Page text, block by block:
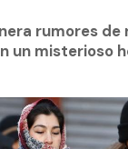
un misterioso
rumores
un misterioso